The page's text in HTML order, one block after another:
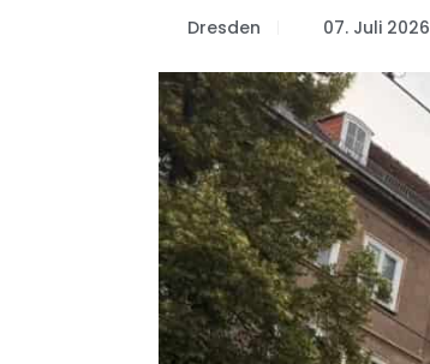
Dresden 07. Juli 2026